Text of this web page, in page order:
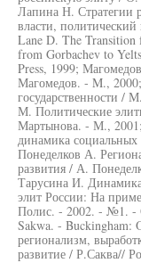
Лапина Н. Стратегии
власти,
Lane D. The
from Gorbachev to
Press, 1999;
Магомедов. - M.,
государственности
М. Политические
Мартынова. - М.,
динамика
Понеделков А.
развития / А.
Тарусина И.
элит России: На
Полис. - 2002. - №1. -
Sakwa. - Buckingham:
регионализм,
развитие / Р.Саква//